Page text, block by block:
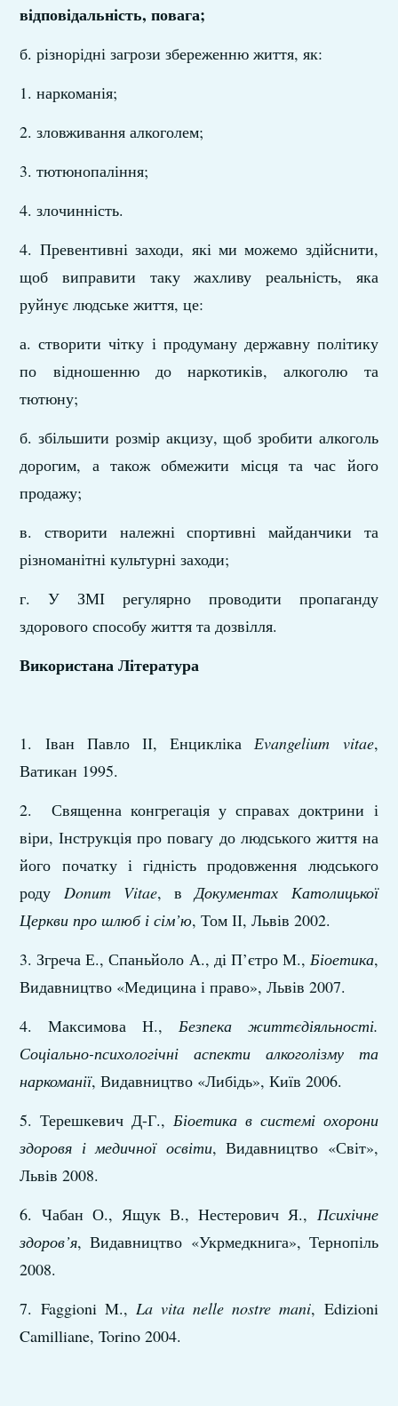
відповідальність, повага;
б. різнорідні загрози збереженню життя, як:
1. наркоманія;
2. зловживання алкоголем;
3. тютюнопаління;
4. злочинність.
4. Превентивні заходи, які ми можемо здійснити,
щоб виправити таку жахливу реальність, яка
руйнує людське життя, це:
а. створити чітку і продуману державну політику
по відношенню до наркотиків, алкоголю та
тютюну;
б. збільшити розмір акцизу, щоб зробити алкоголь
дорогим, а також обмежити місця та час його
продажу;
в. створити належні спортивні майданчики та
різноманітні культурні заходи;
г. У ЗМІ регулярно проводити пропаганду
здорового способу життя та дозвілля.
Використана Література
1. Іван Павло ІІ, ЕнциклікаЕvangelium vitae,
Ватикан 1995.
2. Священна конгрегація у справах доктрини і
віри, Інструкція про повагу до людського життя на
його початку і гідність продовження людського
роду Donum Vitae, вДокументах Католицької
Церкви про шлюб і сім’ю, Том ІІ, Львів 2002.
3. Згреча Е., Спаньйоло А., ді П’єтро М., Біоетика,
Видавництво «Медицина і право», Львів 2007.
4. Максимова Н., Безпека життєдіяльності.
Соціально-психологічні аспекти алкоголізму та
наркоманії, Видавництво «Либідь», Київ 2006.
5. Терешкевич Д-Г., Біоетика в системі охорони
здоровя і медичної освіти, Видавництво «Світ»,
Львів 2008.
6. Чабан О., Ящук В., Нестерович Я., Психічне
здоров’я, Видавництво «Укрмедкнига», Тернопіль
2008.
7. Faggioni M., La vita nelle nostre mani, Edizioni
Camilliane, Torino 2004.